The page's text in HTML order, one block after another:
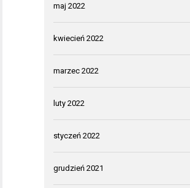
maj 2022
kwiecień 2022
marzec 2022
luty 2022
styczeń 2022
grudzień 2021